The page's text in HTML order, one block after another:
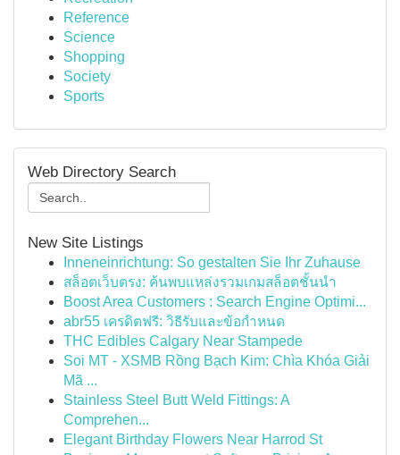
Reference
Science
Shopping
Society
Sports
Web Directory Search
New Site Listings
Inneneinrichtung: So gestalten Sie Ihr Zuhause
สล็อตเว็บตรง: ค้นพบแหล่งรวมเกมสล็อตชั้นนำ
Boost Area Customers : Search Engine Optimi...
abr55 เครดิตฟรี: วิธีรับและข้อกำหนด
THC Edibles Calgary Near Stampede
Soi MT - XSMB Rồng Bạch Kim: Chìa Khóa Giải
Mã ...
Stainless Steel Butt Weld Fittings: A
Comprehen...
Elegant Birthday Flowers Near Harrod St